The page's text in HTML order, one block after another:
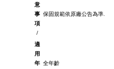
意
事
項
/
保固規範依原廠公告為準.
適
用
年 全年齡